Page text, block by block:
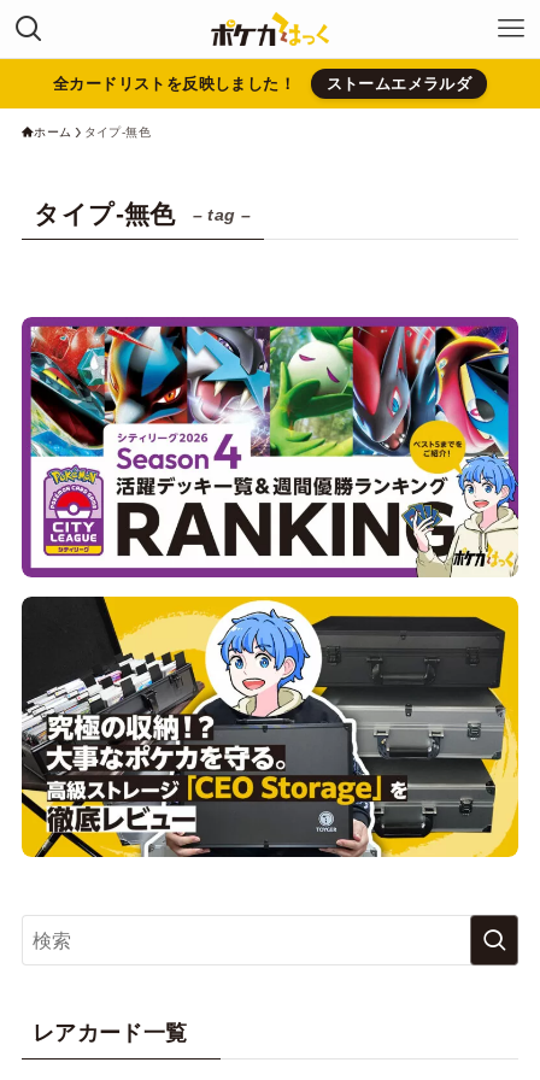
全カードリストを反映しました！ ストームエメラルダ
ホーム タイプ-無色
タイプ-無色 – tag –
レアカード一覧